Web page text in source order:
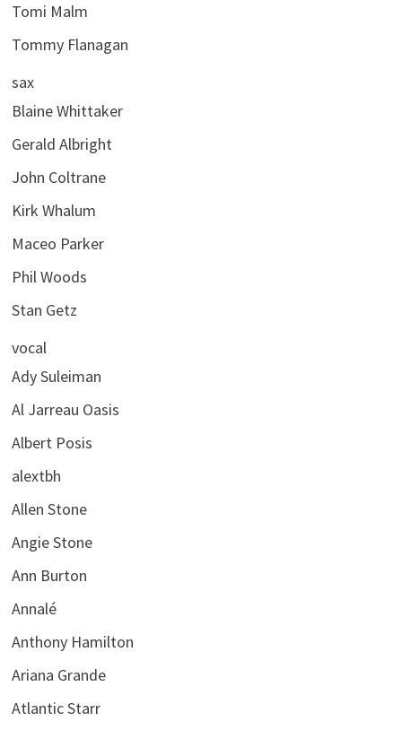
Tomi Malm
Tommy Flanagan
sax
Blaine Whittaker
Gerald Albright
John Coltrane
Kirk Whalum
Maceo Parker
Phil Woods
Stan Getz
vocal
Ady Suleiman
Al Jarreau Oasis
Albert Posis
alextbh
Allen Stone
Angie Stone
Ann Burton
Annalé
Anthony Hamilton
Ariana Grande
Atlantic Starr